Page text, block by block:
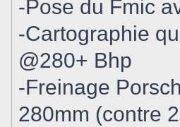
-Pose du Fmic
-Cartographie
@280+ Bhp
-Freinage
280mm (contre